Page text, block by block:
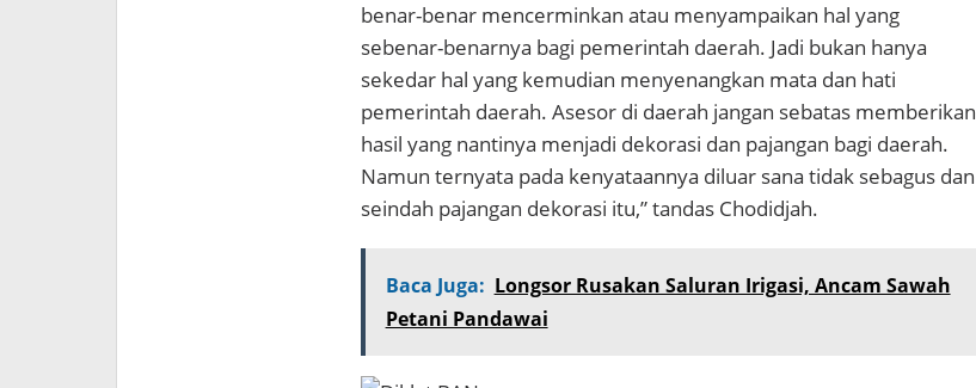
benar-benar mencerminkan atau menyampaikan hal yang
sebenar-benarnya bagi pemerintah daerah. Jadi bukan hanya
sekedar hal yang kemudian menyenangkan mata dan hati
pemerintah daerah. Asesor di daerah jangan sebatas memberikan
hasil yang nantinya menjadi dekorasi dan pajangan bagi daerah.
Namun ternyata pada kenyataannya diluar sana tidak sebagus dan
seindah pajangan dekorasi itu,” tandas Chodidjah.
Baca Juga: Longsor Rusakan Saluran Irigasi, Ancam Sawah
Petani Pandawai